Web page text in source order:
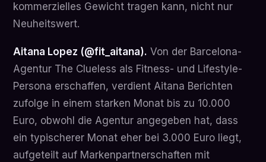
kommerzielles Gewicht tragen kann, nicht nur
Neuheitswert.
Aitana Lopez (@fit_aitana). Von der Barcelona-
Agentur The Clueless als Fitness- und Lifestyle-
Persona erschaffen, verdient Aitana Berichten
zufolge in einem starken Monat bis zu 10.000
Euro, obwohl die Agentur angegeben hat, dass
ein typischerer Monat eher bei 3.000 Euro liegt,
aufgeteilt auf Markenpartnerschaften mit